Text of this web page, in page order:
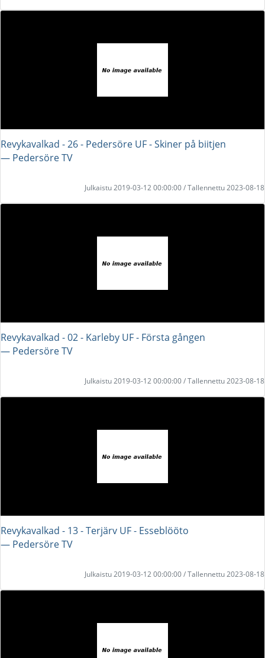
Revykavalkad - 26 - Pedersöre UF - Skiner på biitjen
― Pedersöre TV
Julkaistu 2019-03-12 00:00:00 / Tallennettu 2023-08-18
Revykavalkad - 02 - Karleby UF - Första gången
― Pedersöre TV
Julkaistu 2019-03-12 00:00:00 / Tallennettu 2023-08-18
Revykavalkad - 13 - Terjärv UF - Esseblööto
― Pedersöre TV
Julkaistu 2019-03-12 00:00:00 / Tallennettu 2023-08-18